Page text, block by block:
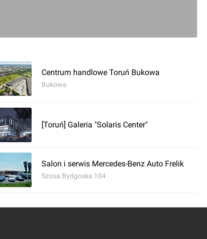
Centrum handlowe Toruń Bukowa
Bukowa
[Toruń] Galeria "Solaris Center"
Salon i serwis Mercedes-Benz Auto Frelik
Szosa Bydgoska 104